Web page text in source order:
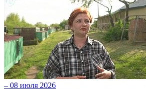
– 08 июля 2026